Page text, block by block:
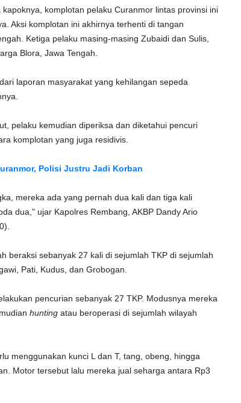
kapoknya, komplotan pelaku Curanmor lintas provinsi ini
Aksi komplotan ini akhirnya terhenti di tangan
Ketiga pelaku masing-masing Zubaidi dan Sulis,
Blora, Jawa Tengah.
laporan masyarakat yang kehilangan sepeda
pelaku kemudian diperiksa dan diketahui pencuri
komplotan yang juga residivis.
Polisi Justru Jadi Korban
mereka ada yang pernah dua kali dan tiga kali
dua," ujar Kapolres Rembang, AKBP Dandy Ario
beraksi sebanyak 27 kali di sejumlah TKP di sejumlah
Pati, Kudus, dan Grobogan.
pencurian sebanyak 27 TKP. Modusnya mereka
huntingatau beroperasi di sejumlah wilayah
menggunakan kunci L dan T, tang, obeng, hingga
Motor tersebut lalu mereka jual seharga antara Rp3